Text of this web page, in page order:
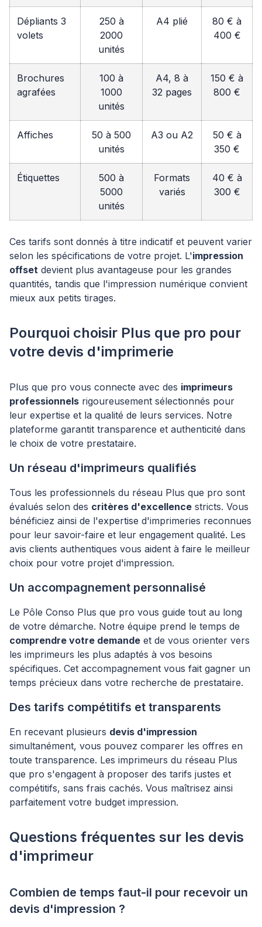
Dépliants 3
volets
250 à
2000
unités
A4 plié
80 € à
400 €
Brochures
agrafées
100 à
1000
unités
A4, 8 à
32 pages
150 € à
800 €
Affiches
50 à 500
unités
A3 ou A2
50 € à
350 €
Étiquettes
500 à
5000
unités
Formats
variés
40 € à
300 €
Ces tarifs sont donnés à titre indicatif et peuvent varier
selon les spécifications de votre projet. L'impression
offset devient plus avantageuse pour les grandes
quantités, tandis que l'impression numérique convient
mieux aux petits tirages.
Pourquoi choisir Plus que pro pour
votre devis d'imprimerie
Plus que pro vous connecte avec des imprimeurs
professionnels rigoureusement sélectionnés pour
leur expertise et la qualité de leurs services. Notre
plateforme garantit transparence et authenticité dans
le choix de votre prestataire.
Un réseau d'imprimeurs qualifiés
Tous les professionnels du réseau Plus que pro sont
évalués selon des critères d'excellence stricts. Vous
bénéficiez ainsi de l'expertise d'imprimeries reconnues
pour leur savoir-faire et leur engagement qualité. Les
avis clients authentiques vous aident à faire le meilleur
choix pour votre projet d'impression.
Un accompagnement personnalisé
Le Pôle Conso Plus que pro vous guide tout au long
de votre démarche. Notre équipe prend le temps de
comprendre votre demande et de vous orienter vers
les imprimeurs les plus adaptés à vos besoins
spécifiques. Cet accompagnement vous fait gagner un
temps précieux dans votre recherche de prestataire.
Des tarifs compétitifs et transparents
En recevant plusieurs devis d'impression
simultanément, vous pouvez comparer les offres en
toute transparence. Les imprimeurs du réseau Plus
que pro s'engagent à proposer des tarifs justes et
compétitifs, sans frais cachés. Vous maîtrisez ainsi
parfaitement votre budget impression.
Questions fréquentes sur les devis
d'imprimeur
Combien de temps faut-il pour recevoir un
devis d'impression ?